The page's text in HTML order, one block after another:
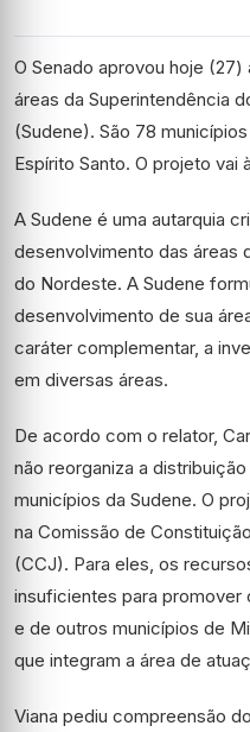
O Senado aprovou hoje
áreas da Superintendência
(Sudene). São 78
Espírito Santo. O projeto vai
A Sudene é uma autarquia
desenvolvimento das áreas
do Nordeste. A Sudene
desenvolvimento de sua
caráter complementar, a
em diversas áreas.
De acordo com o relator,
não reorganiza a
municípios da Sudene. O
na Comissão de
(CCJ). Para eles, os
insuficientes para
e de outros municípios de
que integram a área de
Viana pediu compreensão